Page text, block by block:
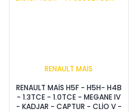
RENAULT MAİS
RENAULT MAİS H5F - H5H- H4B
- 1.3TCE - 1.0TCE - MEGANE IV
- KADJAR - CAPTUR - CLİO V -